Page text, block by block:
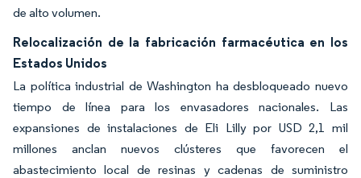
de alto volumen.
Relocalización de la fabricación farmacéutica en los
Estados Unidos
La política industrial de Washington ha desbloqueado nuevo
tiempo de línea para los envasadores nacionales. Las
expansiones de instalaciones de Eli Lilly por USD 2,1 mil
millones anclan nuevos clústeres que favorecen el
abastecimiento local de resinas y cadenas de suministro